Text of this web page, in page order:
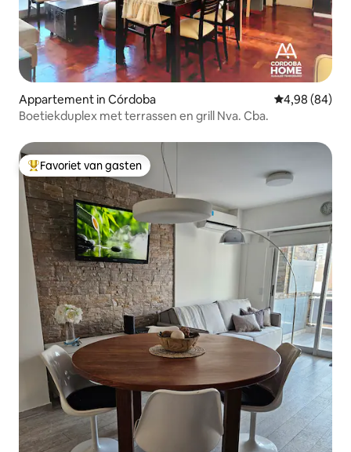
Appartement in Córdoba Gemiddelde
4,98 (84)
Boetiekduplex met terrassen en grill Nva. Cba.
Topfavoriet van gasten
Favoriet van gasten